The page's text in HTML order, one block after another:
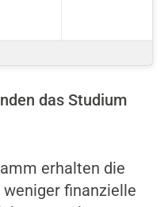
das Studium
erhalten die
finanzielle